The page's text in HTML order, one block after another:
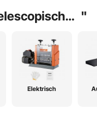
vevor telescopische snoeizaag "
Elektrisch